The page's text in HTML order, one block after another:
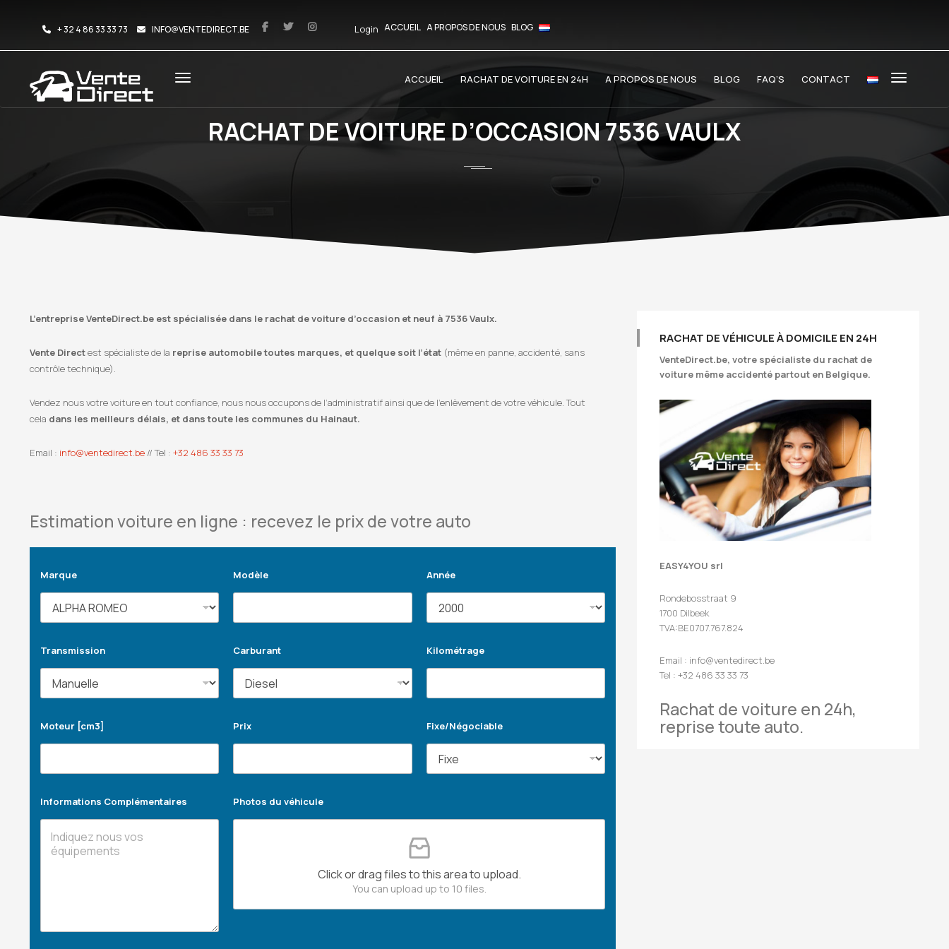
+ 32 4 86 33 33 73 INFO@VENTEDIRECT.BE Login ACCUEIL A PROPOS DE NOUS BLOG
ACCUEIL RACHAT DE VOITURE EN 24H A PROPOS DE NOUS BLOG FAQ’S CONTACT
RACHAT DE VOITURE D’OCCASION 7536 VAULX
L’entreprise VenteDirect.be est spécialisée dans le rachat de voiture d’occasion et neuf à 7536 Vaulx.
Vente Directest spécialiste de la reprise automobile toutes marques, et quelque soit l’état (même en panne, accidenté, sans
contrôle technique).
Vendez nous votre voiture en tout confiance, nous nous occupons de l’administratif ainsi que de l’enlèvement de votre véhicule. Tout
cela dans les meilleurs délais, et dans toute les communes du Hainaut.
Email : info@ventedirect.be // Tel : +32 486 33 33 73
Estimation voiture en ligne : recevez le prix de votre auto
Marque Modèle Année
Transmission Carburant Kilométrage
Moteur [cm3] Prix Fixe/Négociable
Informations Complémentaires Photos du véhicule
Click or drag files to this area to upload.
You can upload up to 10 files.
RACHAT DE VÉHICULE À DOMICILE EN 24H
VenteDirect.be, votre spécialiste du rachat de
voiture même accidenté partout en Belgique.
EASY4YOU srl
Rondebosstraat 9
1700 Dilbeek
TVA:BE0707.767.824
Email : info@ventedirect.be
Tel : +32 486 33 33 73
Rachat de voiture en 24h,
reprise toute auto.